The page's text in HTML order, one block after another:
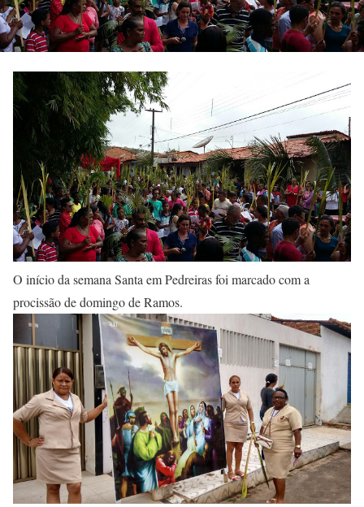
O início da semana Santa em Pedreiras foi marcado com a
procissão de domingo de Ramos.